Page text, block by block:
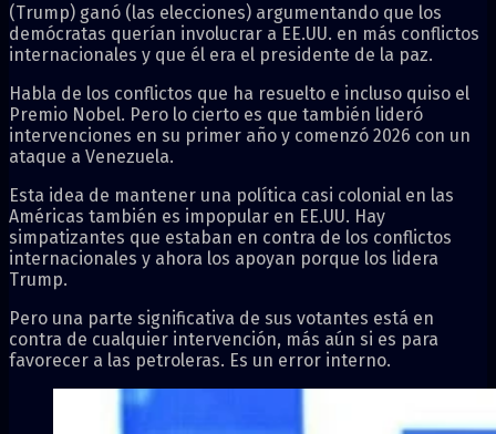
(Trump) ganó (las elecciones) argumentando que los
demócratas querían involucrar a EE.UU. en más conflictos
internacionales y que él era el presidente de la paz.
Habla de los conflictos que ha resuelto e incluso quiso el
Premio Nobel. Pero lo cierto es que también lideró
intervenciones en su primer año y comenzó 2026 con un
ataque a Venezuela.
Esta idea de mantener una política casi colonial en las
Américas también es impopular en EE.UU. Hay
simpatizantes que estaban en contra de los conflictos
internacionales y ahora los apoyan porque los lidera
Trump.
Pero una parte significativa de sus votantes está en
contra de cualquier intervención, más aún si es para
favorecer a las petroleras. Es un error interno.